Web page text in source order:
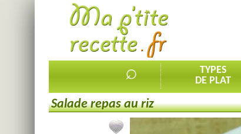
⌕
TYPES
DE PLAT
Salade repas au riz
Ajouter la recette à mes favorites